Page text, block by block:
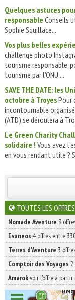
Quelques astuces
responsable Conseils
Sophie Squillace...
Vos plus belles
challenge photo
tourisme responsable,
tourisme par l'ONU....
SAVE THE DATE: les
octobre à TroyesPour
incontournable
(ATD) se déroulera à
Le Green Charity
solidaire ! Vous avez
en vous rendant utile ?
INSCRIVEZ-
TOUTES LES
Nomade Aventure 9
Evaneos 4 offres entre
Terres d'Aventure 3
Comptoir des Voyages 2
Amarokvoir l'offre à partir